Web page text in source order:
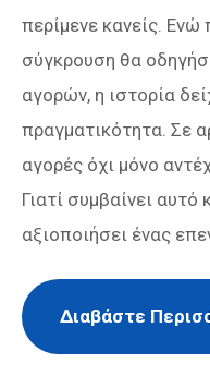
περίμενε κανείς.
σύγκρουση θα
αγορών, η ιστορία
πραγματικότητα. Σε
αγορές όχι μόνο
Γιατί συμβαίνει
αξιοποιήσει ένας
Διαβάστε